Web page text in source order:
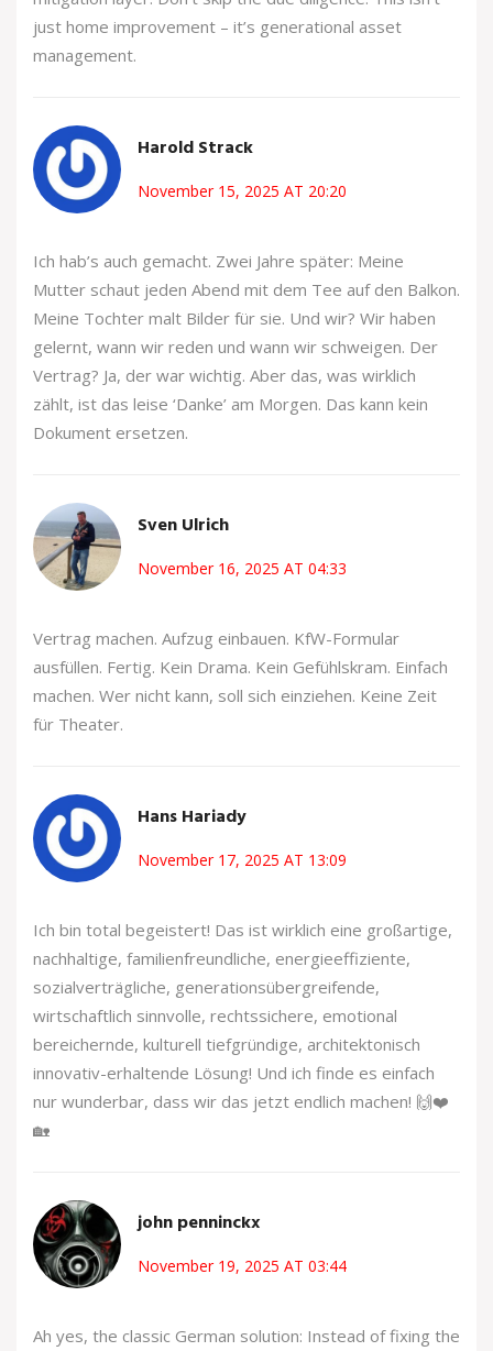
just home improvement – it’s generational asset
management.
Harold Strack
November 15, 2025 AT 20:20
Ich hab’s auch gemacht. Zwei Jahre später: Meine
Mutter schaut jeden Abend mit dem Tee auf den Balkon.
Meine Tochter malt Bilder für sie. Und wir? Wir haben
gelernt, wann wir reden und wann wir schweigen. Der
Vertrag? Ja, der war wichtig. Aber das, was wirklich
zählt, ist das leise ‘Danke’ am Morgen. Das kann kein
Dokument ersetzen.
Sven Ulrich
November 16, 2025 AT 04:33
Vertrag machen. Aufzug einbauen. KfW-Formular
ausfüllen. Fertig. Kein Drama. Kein Gefühlskram. Einfach
machen. Wer nicht kann, soll sich einziehen. Keine Zeit
für Theater.
Hans Hariady
November 17, 2025 AT 13:09
Ich bin total begeistert! Das ist wirklich eine großartige,
nachhaltige, familienfreundliche, energieeffiziente,
sozialverträgliche, generationsübergreifende,
wirtschaftlich sinnvolle, rechtssichere, emotional
bereichernde, kulturell tiefgründige, architektonisch
innovativ-erhaltende Lösung! Und ich finde es einfach
nur wunderbar, dass wir das jetzt endlich machen! 🙌❤️
🏡
john penninckx
November 19, 2025 AT 03:44
Ah yes, the classic German solution: Instead of fixing the